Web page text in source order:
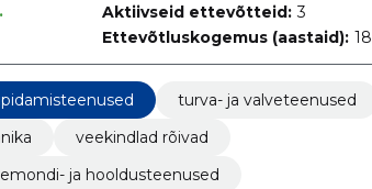
Aktiivseid ettevõtteid: 3
Ettevõtluskogemus (aastaid): 18
turva- ja valveteenused
veekindlad rõivad
ja hooldusteenused